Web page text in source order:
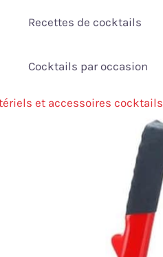
Recettes de cocktails
Cocktails par occasion
et accessoires cocktails